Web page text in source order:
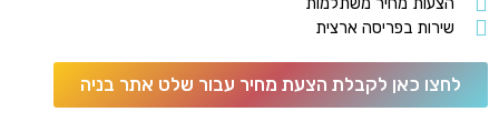
שירות בפריסה ארצית
לחצו כאן לקבלת הצעת מחיר עבור שלט אתר בניה